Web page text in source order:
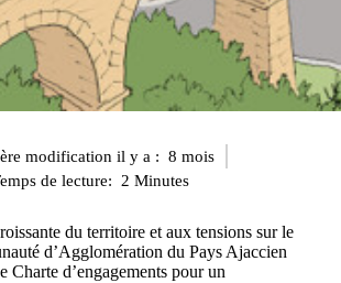
modification il y a : 8 mois
de lecture: 2 Minutes
du territoire et aux tensions sur le
d’Agglomération du Pays Ajaccien
Charte d’engagements pour un